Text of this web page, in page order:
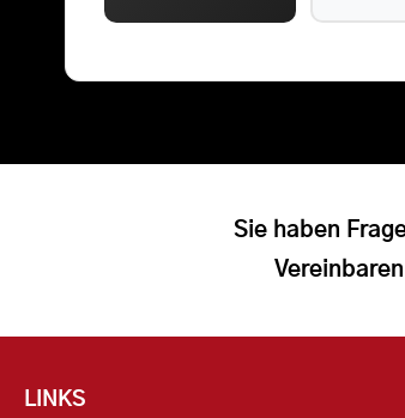
Sie haben
LINKS